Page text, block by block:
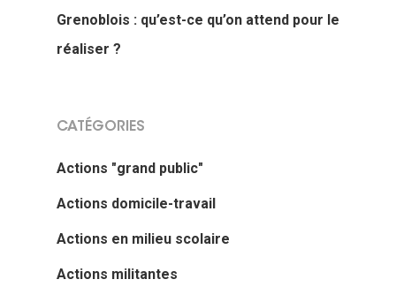
Grenoblois : qu’est-ce qu’on attend pour le
réaliser ?
CATÉGORIES
Actions "grand public"
Actions domicile-travail
Actions en milieu scolaire
Actions militantes